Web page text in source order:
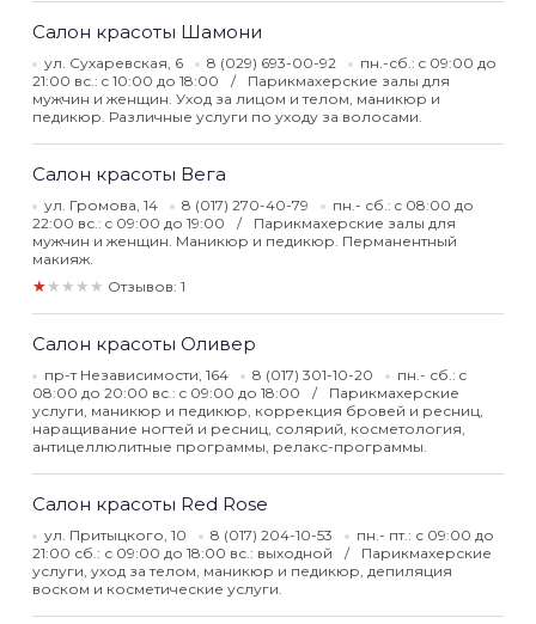
Салон красоты Шамони
ул. Сухаревская, 6 8 (029) 693-00-92
пн.-сб.: c 09:00 до
21:00 вс.: c 10:00 до 18:00
Парикмахерские залы для
мужчин и женщин. Уход за лицом и телом, маникюр и
педикюр. Различные услуги по уходу за волосами.
Салон красоты Вега
ул. Громова, 14 8 (017) 270-40-79
пн.- сб.: c 08:00 до
22:00 вс.: c 09:00 до 19:00
Парикмахерские залы для
мужчин и женщин. Маникюр и педикюр. Перманентный
макияж.
★★★★★ Отзывов: 1
Салон красоты Оливер
пр-т Независимости, 164 8 (017) 301-10-20
пн.- сб.: c
08:00 до 20:00 вс.: c 09:00 до 18:00
Парикмахерские
услуги, маникюр и педикюр, коррекция бровей и ресниц,
наращивание ногтей и ресниц, солярий, косметология,
антицеллюлитные программы, релакс-программы.
Салон красоты Red Rose
ул. Притыцкого, 10 8 (017) 204-10-53
пн.- пт.: с 09:00 до
21:00 сб.: с 09:00 до 18:00 вс.: выходной
Парикмахерские
услуги, уход за телом, маникюр и педикюр, депиляция
воском и косметические услуги.